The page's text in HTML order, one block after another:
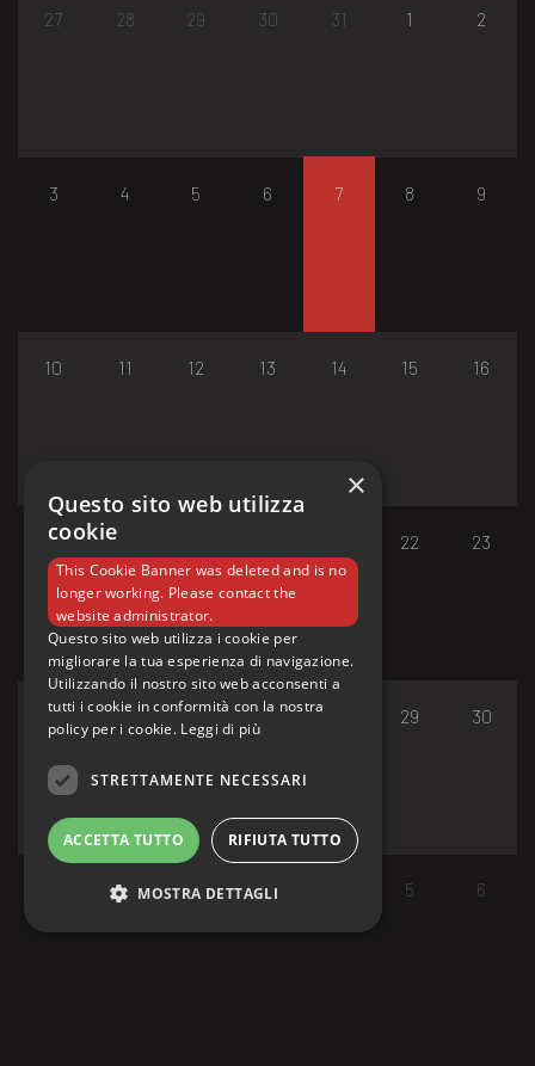
27 28 29 30 31 1 2
3 4 5 6 7 8 9
10 11 12 13 14 15 16
17 18 22 23
24 25 26 27 29 30
1 2 3 5 6
×
Questo sito web utilizza
cookie
This Cookie Banner was deleted and is no
longer working. Please contact the
website administrator.
Questo sito web utilizza i cookie per
migliorare la tua esperienza di navigazione.
Utilizzando il nostro sito web acconsenti a
tutti i cookie in conformità con la nostra
policy per i cookie. Leggi di più
STRETTAMENTE NECESSARI
ACCETTA TUTTO RIFIUTA TUTTO
MOSTRA DETTAGLI